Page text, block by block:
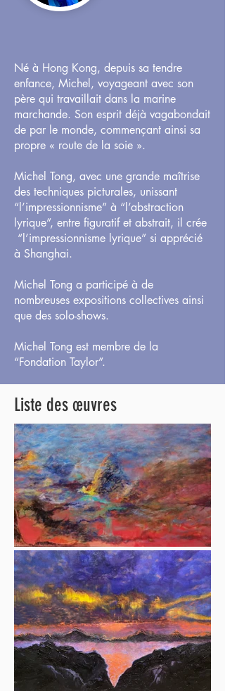
Né à Hong Kong, depuis sa tendre
enfance, Michel, voyageant avec son
père qui travaillait dans la marine
marchande. Son esprit déjà vagabondait
de par le monde, commençant ainsi sa
propre « route de la soie ».
Michel Tong, avec une grande maîtrise
des techniques picturales, unissant
“l’impressionnisme” à “l’abstraction
lyrique”, entre figuratif et abstrait, il crée
“l’impressionnisme lyrique” si apprécié
à Shanghai.
Michel Tong a participé à de
nombreuses expositions collectives ainsi
que des solo-shows.
Michel Tong est membre de la
“Fondation Taylor”.
Liste des œuvres